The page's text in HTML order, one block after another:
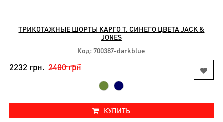
ТРИКОТАЖНЫЕ ШОРТЫ КАРГО Т. СИНЕГО ЦВЕТА JACK &
JONES
Код: 700387-darkblue
2232 грн. 2400 грн
КУПИТЬ